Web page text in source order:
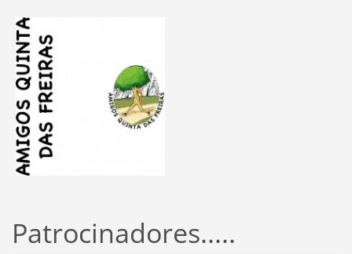
Patrocinadores.....